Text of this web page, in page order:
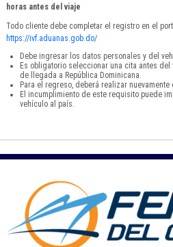
horas antes del viaje
Todo cliente debe completar el registro en el
https://ivf.aduanas.gob.do/
Debe ingresar los datos personales y del
Es obligatorio seleccionar una cita antes
de llegada a República Dominicana.
Para el regreso, deberá realizar
El incumplimiento de este requisito puede
vehículo al país.